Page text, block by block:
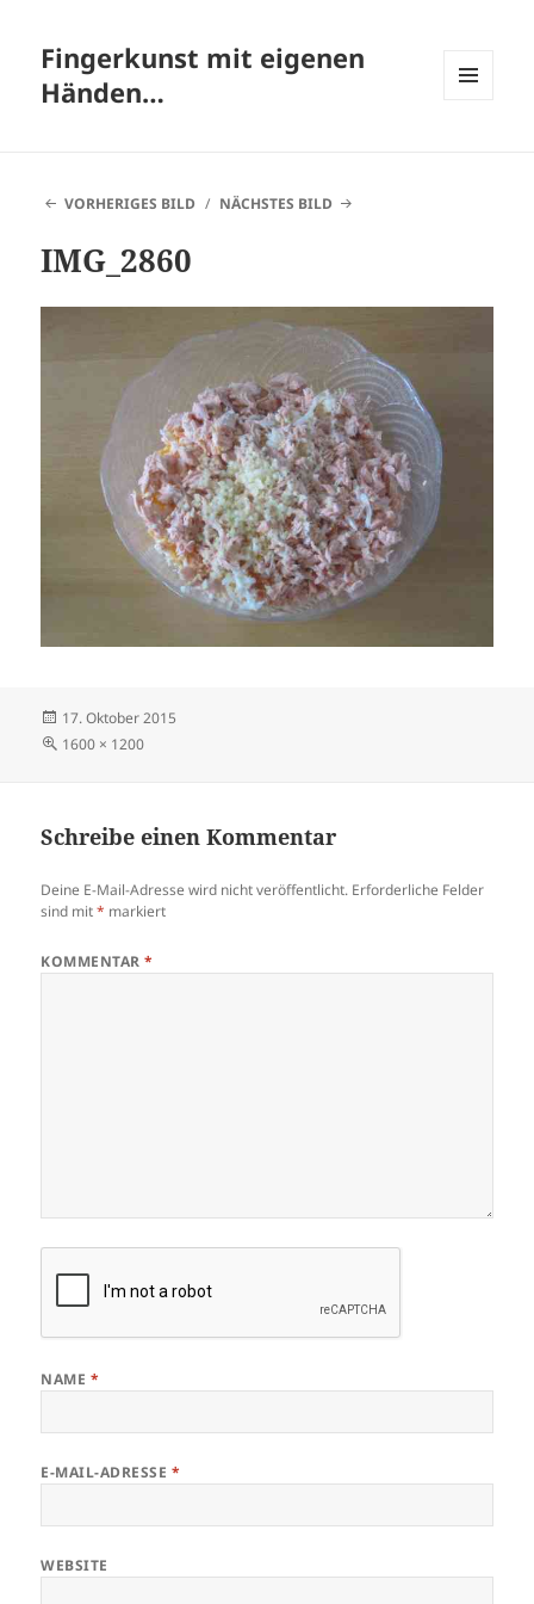
Fingerkunst mit eigenen
Händen…
VORHERIGES BILD NÄCHSTES BILD
IMG_2860
Veröffentlicht
am
17. Oktober 2015
Volle
1600 × 1200
Schreibe einen Kommentar
Deine E-Mail-Adresse wird nicht veröffentlicht. Erforderliche Felder
sind mit* markiert
KOMMENTAR*
NAME *
E-MAIL-ADRESSE *
WEBSITE